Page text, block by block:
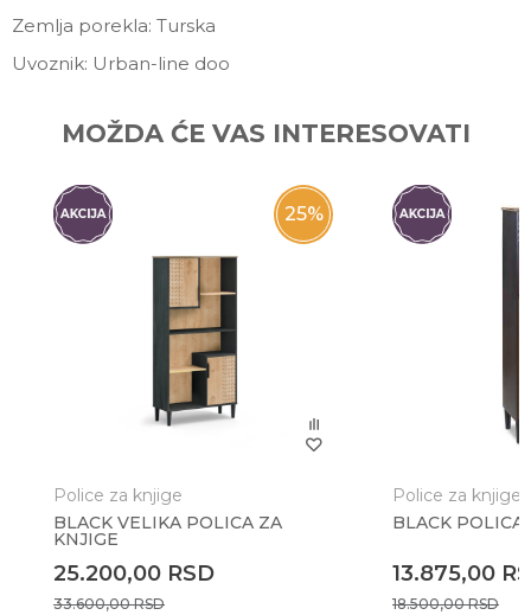
Zemlja porekla: Turska
Uvoznik: Urban-line doo
Email
Anti-spam zaštita - izračunajte koliko je 2 + 3 :
MOŽDA ĆE VAS INTERESOVATI
25%
Police za knjige
BLACK VELIKA POLICA ZA
KNJIGE
25.200,00 RSD
33.600,00RSD
Police za knjige
BLACK POLICA
13.875,00
18.500,00RSD